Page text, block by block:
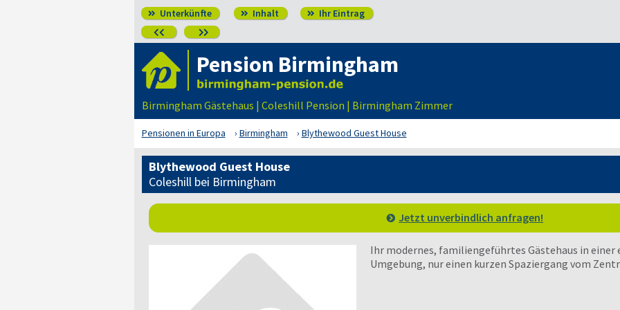
 Unterkünfte  Inhalt  Ihr Eintrag
 
Pension Birmingham
Birmingham Gästehaus | Coleshill Pension | Birmingham Zimmer
Pensionen in Europa Birmingham Blythewood Guest House
Blythewood Guest House
Coleshill bei Birmingham
Jetzt unverbindlich anfragen!
Ihr modernes, familiengeführtes Gästehaus in
Umgebung, nur einen kurzen Spaziergang vom